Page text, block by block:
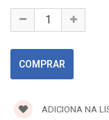
ADICIONA NA